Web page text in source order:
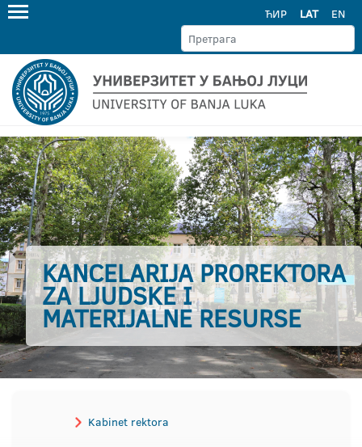
ЋИР LAT EN
KANCELARIJA PROREKTORA
ZA LJUDSKE I
MATERIJALNE RESURSE
Kabinet rektora